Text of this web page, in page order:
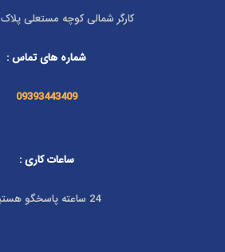
کارگر شمالی کوچه مستعلی پلاک ۲ واحد ۲
شماره های تماس :
09393443409
ساعات کاری :
24 ساعته پاسخگو هستیم